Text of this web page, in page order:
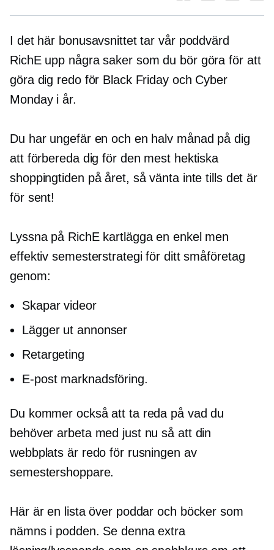
I det här bonusavsnittet tar vår poddvärd
RichE upp några saker som du bör göra för att
göra dig redo för Black Friday och Cyber ​​
Monday i år.
Du har ungefär en och en halv månad på dig
att förbereda dig för den mest hektiska
shoppingtiden på året, så vänta inte tills det är
för sent!
Lyssna på RichE kartlägga en enkel men
effektiv semesterstrategi för ditt småföretag
genom:
Skapar videor
Lägger ut annonser
Retargeting
E-post marknadsföring.
Du kommer också att ta reda på vad du
behöver arbeta med just nu så att din
webbplats är redo för rusningen av
semestershoppare.
Här är en lista över poddar och böcker som
nämns i podden. Se denna extra